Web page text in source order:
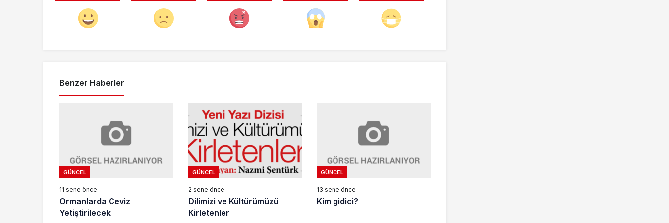
Benzer Haberler
GÜNCEL
11 sene önce
Ormanlarda Ceviz
Yetiştirilecek
GÜNCEL
2 sene önce
Dilimizi ve Kültürümüzü
Kirletenler
GÜNCEL
13 sene önce
Kim gidici?